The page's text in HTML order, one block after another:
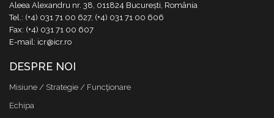
Aleea Alexandru nr. 38, 011824 București, România
Tel.: (+4) 031 71 00 627, (+4) 031 71 00 606
Fax: (+4) 031 71 00 607
E-mail: icr@icr.ro
DESPRE NOI
Misiune / Strategie / Funcţionare
Echipa